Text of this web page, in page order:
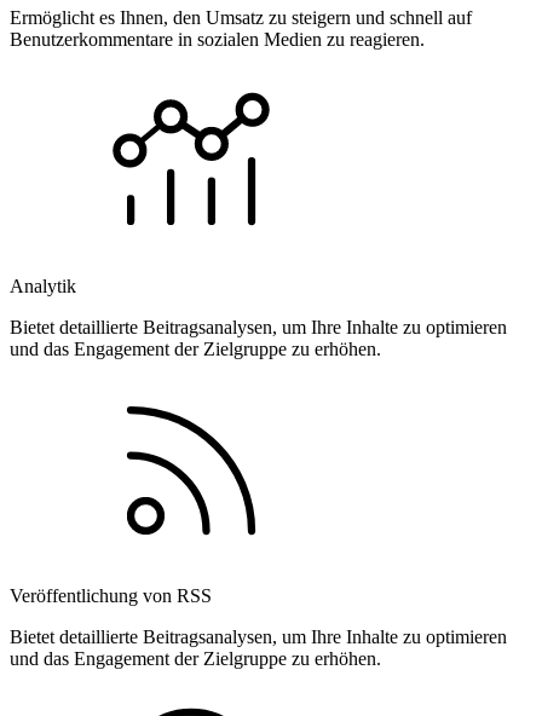
Ermöglicht es Ihnen, den Umsatz zu steigern und schnell auf
Benutzerkommentare in sozialen Medien zu reagieren.
Analytik
Bietet detaillierte Beitragsanalysen, um Ihre Inhalte zu optimieren
und das Engagement der Zielgruppe zu erhöhen.
Veröffentlichung von RSS
Bietet detaillierte Beitragsanalysen, um Ihre Inhalte zu optimieren
und das Engagement der Zielgruppe zu erhöhen.